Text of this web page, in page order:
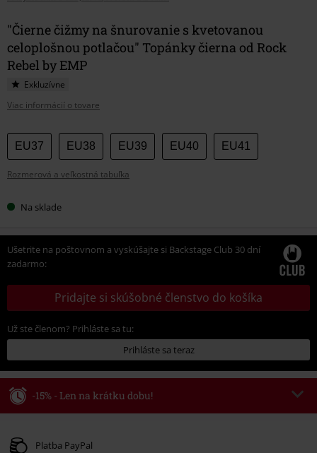
"Čierne čižmy na šnurovanie s kvetovanou
celoplošnou potlačou" Topánky čierna od Rock
Rebel by EMP
Exkluzívne
Viac informácií o tovare
Vyberte
si
veľkosť
EU37 EU38 EU39 EU40 EU41
Rozmerová a veľkostná tabuľka
Na sklade
Ušetrite na poštovnom a vyskúšajte si Backstage Club 30 dní
zadarmo:
Pridajte si skúšobné členstvo do košíka
Už ste členom? Prihláste sa tu:
Prihláste sa teraz
-15% - Len na krátku dobu!
Platné do 8/9/26
Platba PayPal